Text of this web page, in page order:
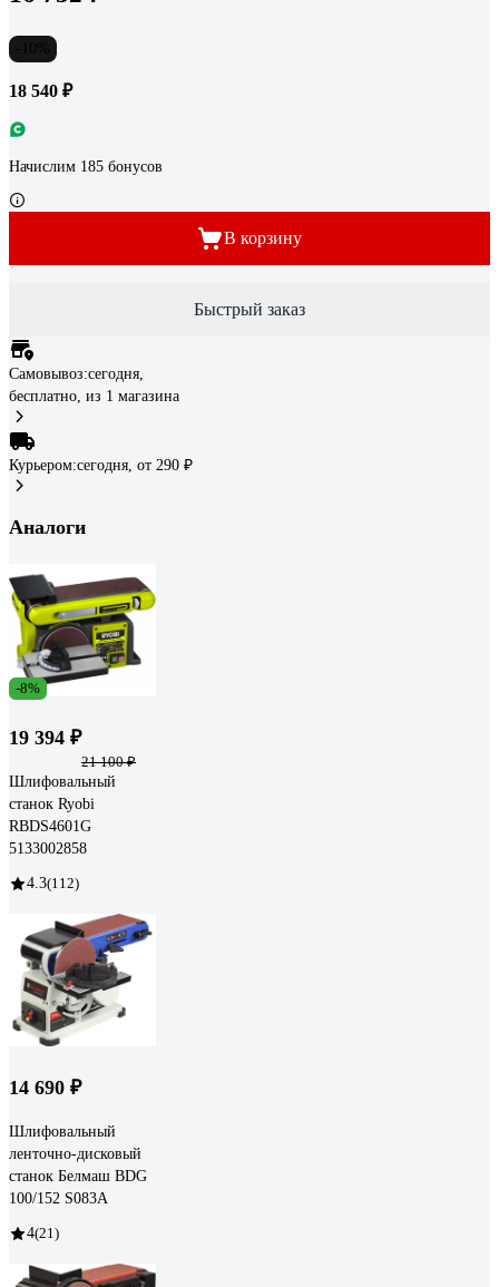
18 540 ₽
Начислим 185 бонусов
В корзину
Быстрый заказ
Самовывоз:сегодня,
бесплатно, из 1 магазина
Курьером:сегодня, от 290 ₽
Аналоги
-8%
19 394 ₽
21 100 ₽
Шлифовальный
станок Ryobi
RBDS4601G
5133002858
4.3(112)
14 690 ₽
Шлифовальный
ленточно-дисковый
станок Белмаш BDG
100/152 S083A
4(21)